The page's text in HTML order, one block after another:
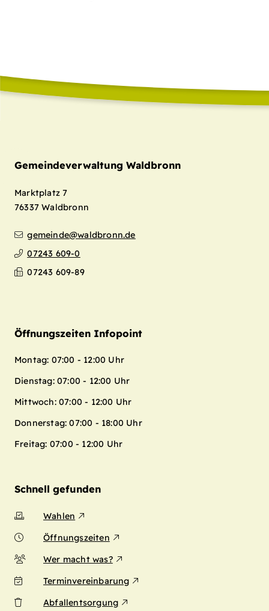
Gemeindeverwaltung Waldbronn
Marktplatz 7
76337 Waldbronn
gemeinde@waldbronn.de
07243 609-0
07243 609-89
Öffnungszeiten Infopoint
Montag: 07:00 - 12:00 Uhr
Dienstag: 07:00 - 12:00 Uhr
Mittwoch: 07:00 - 12:00 Uhr
Donnerstag: 07:00 - 18:00 Uhr
Freitag: 07:00 - 12:00 Uhr
Schnell gefunden
Wahlen
Öffnungszeiten
Wer macht was?
Terminvereinbarung
Abfallentsorgung